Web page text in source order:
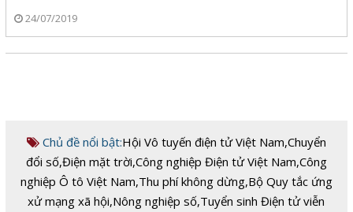
24/07/2019
Chủ đề nổi bật:Hội Vô tuyến điện tử Việt Nam,Chuyển
đổi số,Điện mặt trời,Công nghiệp Điện tử Việt Nam,Công
nghiệp Ô tô Việt Nam,Thu phí không dừng,Bộ Quy tắc ứng
xử mạng xã hội,Nông nghiệp số,Tuyển sinh Điện tử viễn